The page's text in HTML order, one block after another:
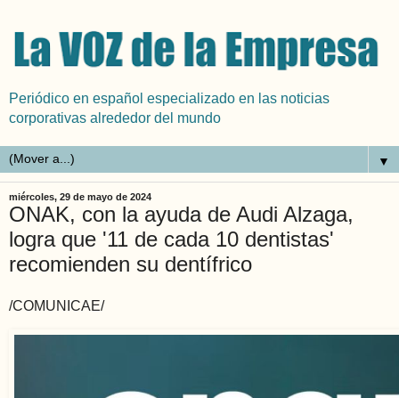
Periódico en español especializado en las noticias
corporativas alrededor del mundo
▼
miércoles, 29 de mayo de 2024
ONAK, con la ayuda de Audi Alzaga,
logra que '11 de cada 10 dentistas'
recomienden su dentífrico
/COMUNICAE/